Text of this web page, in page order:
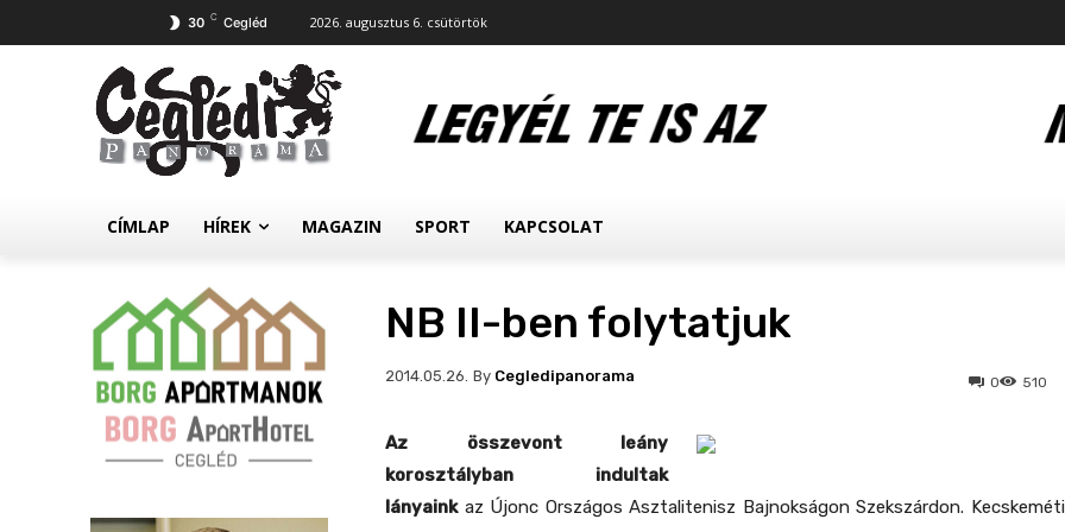
30 C Cegléd 2026. augusztus 6. csütörtök
CÍMLAP HÍREK MAGAZIN SPORT KAPCSOLAT
NB II-ben folytatjuk
2014.05.26. 510
0
By Cegledipanorama
Az összevont leány
korosztályban indultak
lányainkaz Újonc Országos Asztalitenisz Bajnokságon Szekszárdon. Kecskeméti